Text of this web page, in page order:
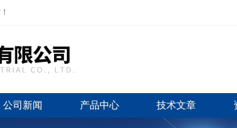
公司新闻 产品中心 技术文章